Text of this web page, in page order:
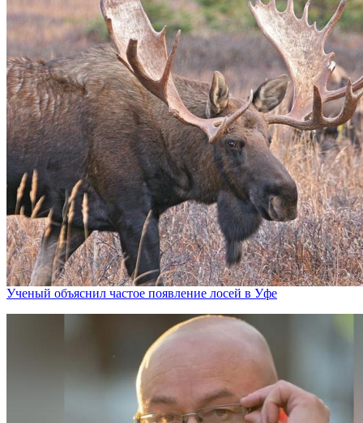
Ученый объяснил частое появление лосей в Уфе